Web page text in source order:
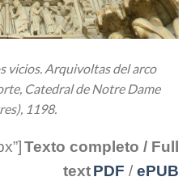
vicios. Arquivoltas del arco
Catedral de Notre Dame
1198.
Texto completo / Full
textPDF / ePUB